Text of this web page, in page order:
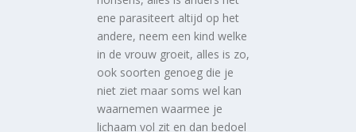
ene parasiteert altijd op het
andere, neem een kind welke
in de vrouw groeit, alles is zo,
ook soorten genoeg die je
niet ziet maar soms wel kan
waarnemen waarmee je
lichaam vol zit en dan bedoel